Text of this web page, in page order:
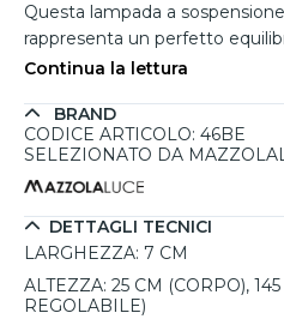
Questa lampada a
rappresenta un perfetto
versatilità. La sua superficie
qualsiasi spazio, sia domestico
per illuminare con stile
minimale e funzionalità. L’attacco standard GU10
consente di scegliere la
esigenze, mentre il cavo
garantisce massima flessibilità
di rosone in metallo per un
Continua la lettura
BRAND
CODICE ARTICOLO: 46BE
SELEZIONATO DA
DETTAGLI TECNICI
LARGHEZZA: 7 CM
ALTEZZA: 25 CM (CORPO),
REGOLABILE)